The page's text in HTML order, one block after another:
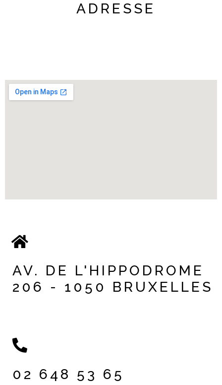
ADRESSE
AV. DE L'HIPPODROME
206 - 1050 BRUXELLES
02 648 53 65